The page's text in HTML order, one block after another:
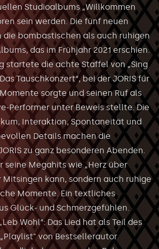
Studioalbums „Willkommen
sein werden. Die fünf neuen
die bombastischen als auch ruhigen
das im Frühjahr 2021 erschien.
startete die achte Staffel von „Sing
Tauschkonzert“, bei der JORIS für
sorgte und seinen Ruf als
Performer unter Beweis stellte. Die
Interaktion, Spontaneität und
Details machen die
zu ganz besonderen Abenden.
seine Megahits wie „Herz über
Mitsingen kann, sondern auch ruhige
Momente. Ein textliches
Glück- und Schmerzgefühlen.
Wohl“: Das Lied hat als Teil des
von Bestsellerautor